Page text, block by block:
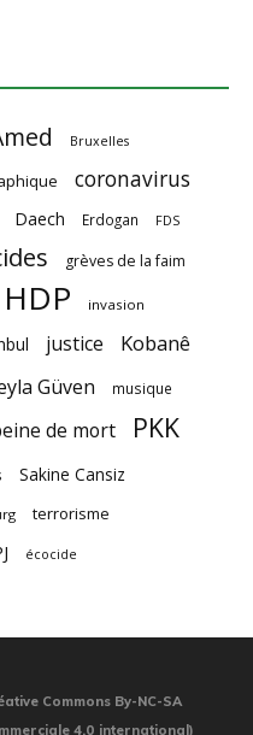
Bruxelles
coronavirus
Daech Erdogan FDS
grèves de la faim
HDP invasion
justice Kobanê
Güven musique
de mort PKK
Sakine Cansiz
terrorisme
écocide
Commons By-NC-SA
4.0 international)